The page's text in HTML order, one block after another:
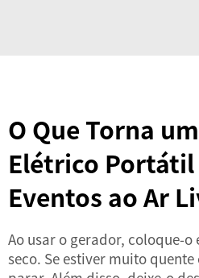
O Que Torna
Elétrico
Eventos ao Ar
Ao usar o gerador, coloque-
seco. Se estiver muito